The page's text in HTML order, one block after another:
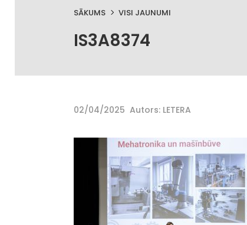
SĀKUMS VISI JAUNUMI
IS3A8374
02/04/2025 Autors: LETERA